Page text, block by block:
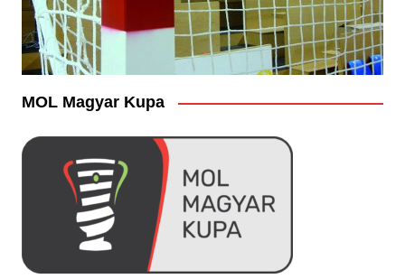
MOL Magyar Kupa